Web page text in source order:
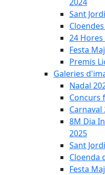
Sant
24 Hores
Festa
Premis
Galeries
Nadal
Concurs
Carnaval
8M Dia
2025
Sant
Cloenda
Festa